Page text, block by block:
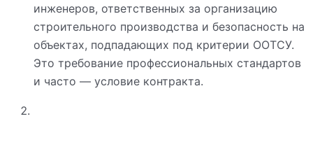
инженеров, ответственных за организацию
строительного производства и безопасность на
объектах, подпадающих под критерии ООТСУ.
Это требование профессиональных стандартов
и часто — условие контракта.